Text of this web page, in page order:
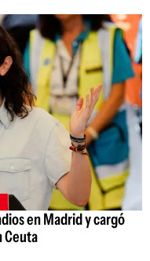
en Madrid y cargó
Ceuta